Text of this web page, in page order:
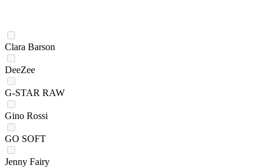
Clara Barson
DeeZee
G-STAR RAW
Gino Rossi
GO SOFT
Jenny Fairy